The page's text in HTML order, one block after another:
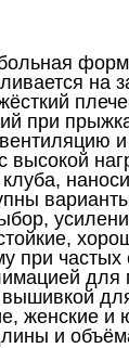
на
при
высокой
при частых
для
женские и
и